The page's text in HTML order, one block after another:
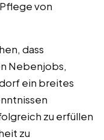
von
dass
Nebenjobs,
ein breites
zu erfüllen
zu